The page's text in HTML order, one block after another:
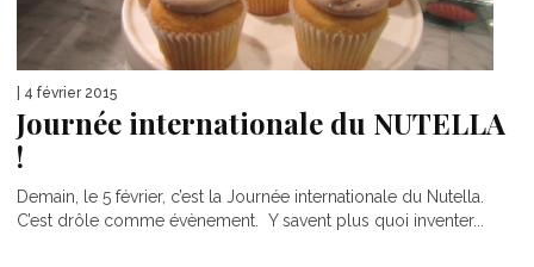
| 4 février 2015
Journée internationale du NUTELLA
!
Demain, le 5 février, c’est la Journée internationale du Nutella.
C’est drôle comme évènement. Y savent plus quoi inventer...